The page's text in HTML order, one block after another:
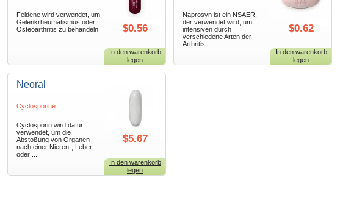
Feldene wird verwendet, um
Gelenkrheumatismus oder
Osteoarthritis zu behandeln.
$0.56
In den warenkorb
legen
Naprosyn ist ein NSAER,
der verwendet wird, um
intensiven durch
verschiedene Arten der
Arthritis ...
$0.62
In den warenkorb
legen
Neoral
Cyclosporine
Cyclosporin wird dafür
verwendet, um die
Abstoßung von Organen
nach einer Nieren-, Leber-
oder ...
$5.67
In den warenkorb
legen